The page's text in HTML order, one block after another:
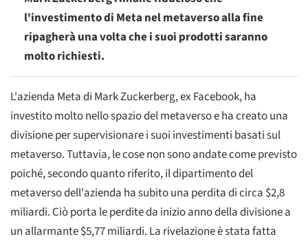
l'investimento di Meta nel metaverso alla fine
ripagherà una volta che i suoi prodotti saranno
molto richiesti.
L'azienda Meta di Mark Zuckerberg, ex Facebook, ha
investito molto nello spazio del metaverso e ha creato una
divisione per supervisionare i suoi investimenti basati sul
metaverso. Tuttavia, le cose non sono andate come previsto
poiché, secondo quanto riferito, il dipartimento del
metaverso dell'azienda ha subito una perdita di circa $2,8
miliardi. Ciò porta le perdite da inizio anno della divisione a
un allarmante $5,77 miliardi. La rivelazione è stata fatta